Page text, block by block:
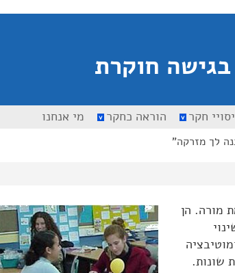
בגישה חוקרת
חקר הוראה כחקר מי אנחנו
מורה. הן
שונות.